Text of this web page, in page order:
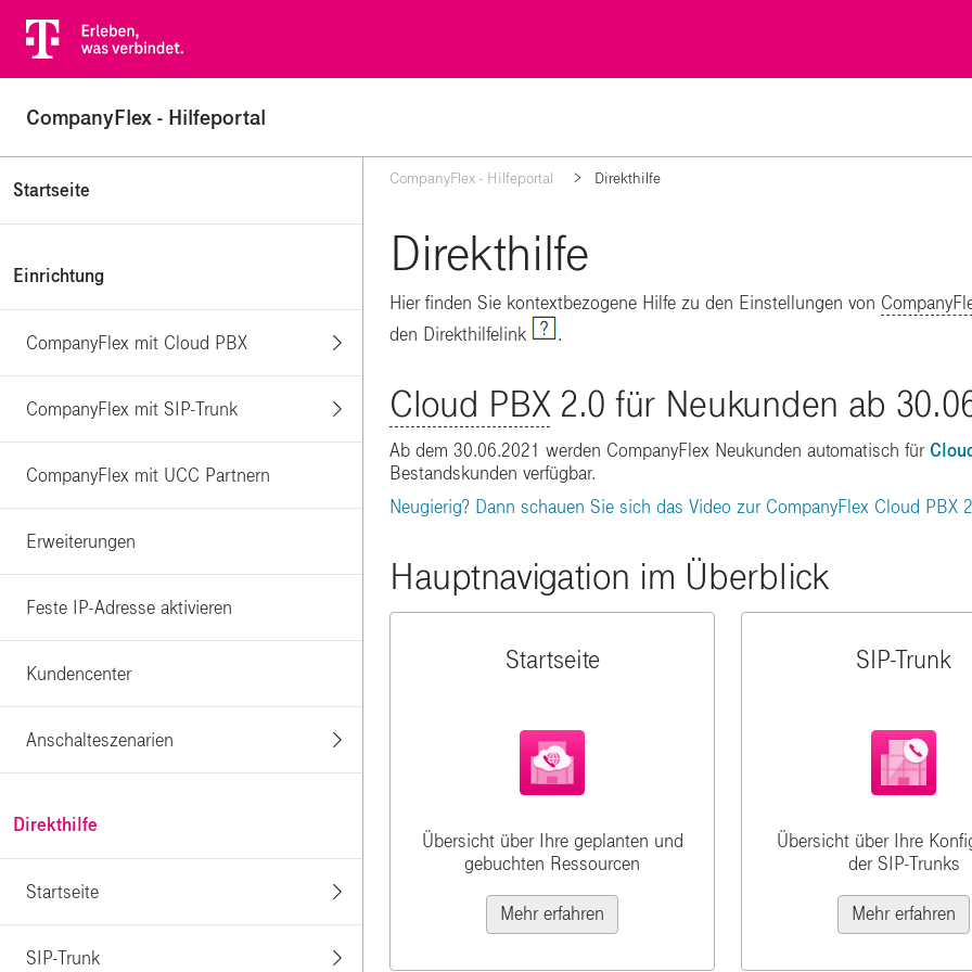
CompanyFlex - Hilfeportal
CompanyFlex - Hilfeportal Direkthilfe
Startseite
Einrichtung
CompanyFlex mit Cloud PBX
CompanyFlex mit SIP-Trunk
CompanyFlex mit UCC Partnern
Erweiterungen
Feste IP-Adresse aktivieren
Kundencenter
Anschalteszenarien
Direkthilfe
Startseite
SIP-Trunk
Direkthilfe
Hier finden Sie kontextbezogene Hilfe zu den Einstellungen von
den Direkthilfelink
.
Cloud PBX2.0 für Neukunden ab
Ab dem 30.06.2021 werden CompanyFlex Neukunden automatisch für
Bestandskunden verfügbar.
Neugierig? Dann schauen Sie sich das Video zur CompanyFlex Cloud PBX
Hauptnavigation im Überblick
Startseite
Übersicht über Ihre geplanten und
gebuchten Ressourcen
Mehr erfahren
SIP-Trunk
Übersicht über Ihre
der SIP-Trunks
Mehr erfahren